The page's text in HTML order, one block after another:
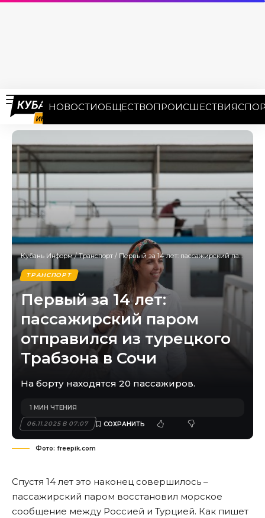
НОВОСТИОБЩЕСТВОПРОИСШЕСТВИЯ
Кубань Информ/Транспорт / Первый за 14 лет: пассажирский паром отправился из турецкого Трабзона в Сочи
ТРАНСПОРТ
Первый за 14 лет:
пассажирский паром
отправился из турецкого
Трабзона в Сочи
На борту находятся 20 пассажиров.
06.11.2025 В 07:07
1 МИН ЧТЕНИЯ
Фото: freepik.com
Спустя 14 лет это наконец совершилось –
пассажирский паром восстановил морское
сообщение между Россией и Турцией. Как пишет